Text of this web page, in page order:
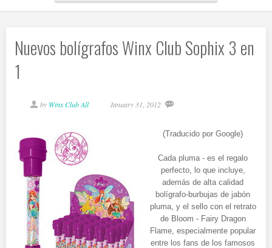
Nuevos bolígrafos Winx Club Sophix 3 en
1
by Winx Club All January 31, 2012
(Traducido por Google)
Cada pluma - es el regalo
perfecto, lo que incluye,
además de alta calidad
bolígrafo-burbujas de jabón
pluma, y ​​el sello con el retrato
de Bloom - Fairy Dragon
Flame, especialmente popular
entre los fans de los famosos